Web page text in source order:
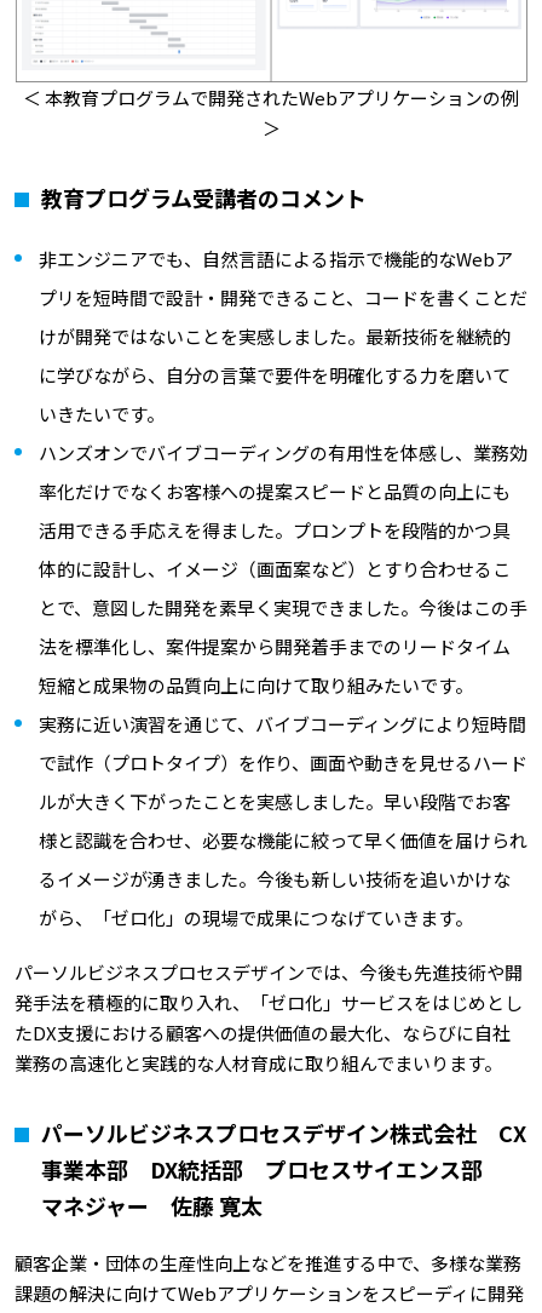
＜ 本教育プログラムで開発されたWebアプリケーションの例
＞
教育プログラム受講者のコメント
非エンジニアでも、自然言語による指示で機能的なWebア
プリを短時間で設計・開発できること、コードを書くことだ
けが開発ではないことを実感しました。最新技術を継続的
に学びながら、自分の言葉で要件を明確化する力を磨いて
いきたいです。
ハンズオンでバイブコーディングの有用性を体感し、業務効
率化だけでなくお客様への提案スピードと品質の向上にも
活用できる手応えを得ました。プロンプトを段階的かつ具
体的に設計し、イメージ（画面案など）とすり合わせるこ
とで、意図した開発を素早く実現できました。今後はこの手
法を標準化し、案件提案から開発着手までのリードタイム
短縮と成果物の品質向上に向けて取り組みたいです。
実務に近い演習を通じて、バイブコーディングにより短時間
で試作（プロトタイプ）を作り、画面や動きを見せるハード
ルが大きく下がったことを実感しました。早い段階でお客
様と認識を合わせ、必要な機能に絞って早く価値を届けられ
るイメージが湧きました。今後も新しい技術を追いかけな
がら、「ゼロ化」の現場で成果につなげていきます。
パーソルビジネスプロセスデザインでは、今後も先進技術や開
発手法を積極的に取り入れ、「ゼロ化」サービスをはじめとし
たDX支援における顧客への提供価値の最大化、ならびに自社
業務の高速化と実践的な人材育成に取り組んでまいります。
パーソルビジネスプロセスデザイン株式会社 CX
事業本部 DX統括部 プロセスサイエンス部
マネジャー 佐藤 寛太
顧客企業・団体の生産性向上などを推進する中で、多様な業務
課題の解決に向けてWebアプリケーションをスピーディに開発